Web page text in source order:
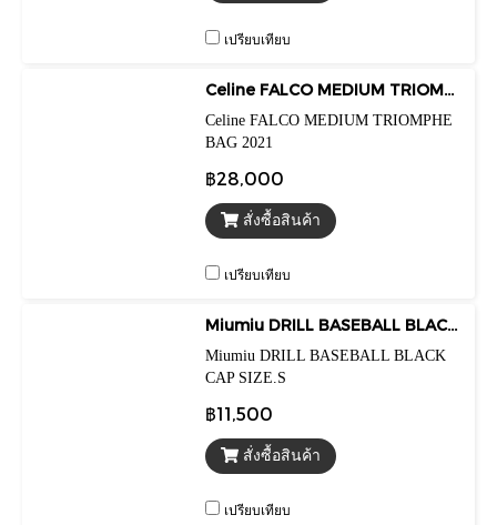
เปรียบเทียบ
Celine FALCO MEDIUM TRIOMPHE BAG 2021
Celine FALCO MEDIUM TRIOMPHE
BAG 2021
฿28,000
สั่งซื้อสินค้า
เปรียบเทียบ
Miumiu DRILL BASEBALL BLACK CAP SIZE.S
Miumiu DRILL BASEBALL BLACK
CAP SIZE.S
฿11,500
สั่งซื้อสินค้า
เปรียบเทียบ